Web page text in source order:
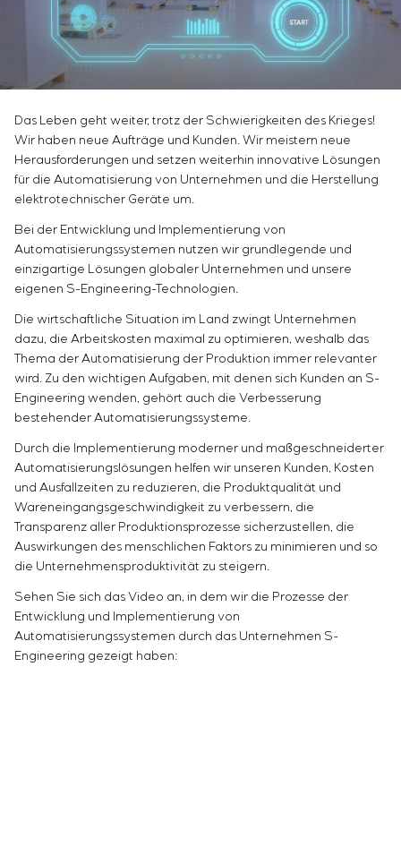
Outsourcing
Beratungsdienstleistungen
Individuelle Entwicklung und Prüfung mit
Entwicklung mathematischer Modelle von
Entwicklung von Steuerungssystemen mit nicht
Energieaudit
Infrastruktur
Chemische Industrie
Zementindustrie
Sivacon S8
Simoprime
Lokale Filter
Schrankfilter
Übergangsklappen
Stellenangebote
Praktikum
Veteranen
KONTAKTE
Das Leben geht weiter, trotz der Schwierigkeiten des Krieges!
Wir haben neue Aufträge und Kunden. Wir meistern neue
Herausforderungen und setzen weiterhin innovative Lösungen
für die Automatisierung von Unternehmen und die Herstellung
elektrotechnischer Geräte um.
Bei der Entwicklung und Implementierung von
Automatisierungssystemen nutzen wir grundlegende und
einzigartige Lösungen globaler Unternehmen und unsere
eigenen S-Engineering-Technologien.
Die wirtschaftliche Situation im Land zwingt Unternehmen
dazu, die Arbeitskosten maximal zu optimieren, weshalb das
Thema der Automatisierung der Produktion immer relevanter
wird. Zu den wichtigen Aufgaben, mit denen sich Kunden an S-
Engineering wenden, gehört auch die Verbesserung
bestehender Automatisierungssysteme.
Durch die Implementierung moderner und maßgeschneiderter
Automatisierungslösungen helfen wir unseren Kunden, Kosten
und Ausfallzeiten zu reduzieren, die Produktqualität und
Wareneingangsgeschwindigkeit zu verbessern, die
Transparenz aller Produktionsprozesse sicherzustellen, die
Auswirkungen des menschlichen Faktors zu minimieren und so
die Unternehmensproduktivität zu steigern.
Sehen Sie sich das Video an, in dem wir die Prozesse der
Entwicklung und Implementierung von
Automatisierungssystemen durch das Unternehmen S-
Engineering gezeigt haben: